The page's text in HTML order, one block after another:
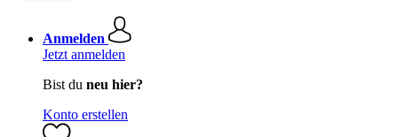
Anmelden
Jetzt anmelden
Bist du neu hier?
Konto erstellen